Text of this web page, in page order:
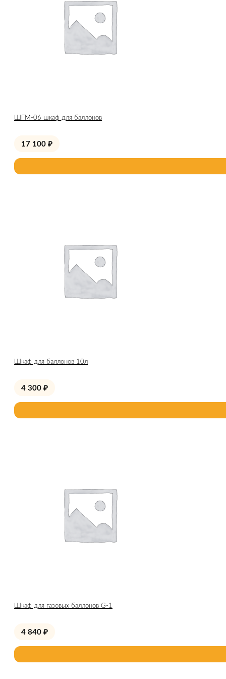
ШГМ-06 шкаф для баллонов
17 100 ₽
Шкаф для баллонов 10л
4 300 ₽
Шкаф для газовых баллонов G-1
4 840 ₽